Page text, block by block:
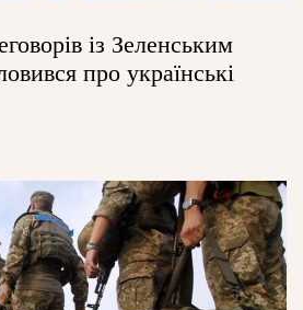
із Зеленським
про українські